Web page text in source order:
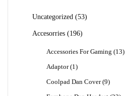
Uncategorized 5353
Accesorries
196196
Accessories For Gaming 1313
Adaptor 1 1
Coolpad Dan Cover 99